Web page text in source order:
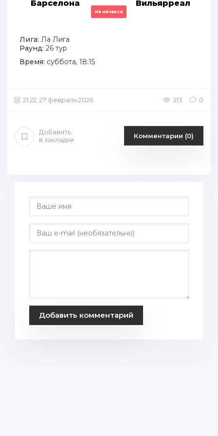
Барселона
Не начался
Вильярреал
Лига: Ла Лига
Раунд: 26 тур
Время: суббота, 18:15
21:22, 27 февраль 2026 213 0
Добавить
в закладки
Комментарии (0)
Добавить комментарий